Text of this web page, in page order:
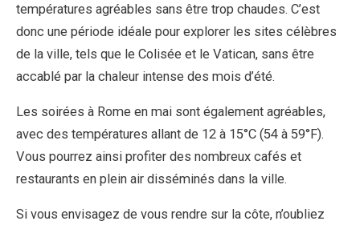
températures agréables sans être trop chaudes. C’est
donc une période idéale pour explorer les sites célèbres
de la ville, tels que le Colisée et le Vatican, sans être
accablé par la chaleur intense des mois d’été.
Les soirées à Rome en mai sont également agréables,
avec des températures allant de 12 à 15°C (54 à 59°F).
Vous pourrez ainsi profiter des nombreux cafés et
restaurants en plein air disséminés dans la ville.
Si vous envisagez de vous rendre sur la côte, n’oubliez